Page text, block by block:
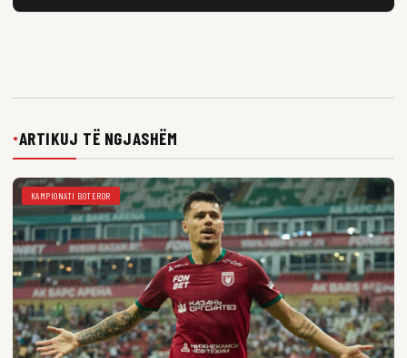
●ARTIKUJ TË NGJASHËM
KAMPIONATI BOTEROR